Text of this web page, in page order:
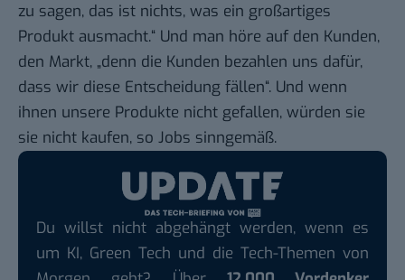
zu sagen, das ist nichts, was ein großartiges
Produkt ausmacht.“ Und man höre auf den Kunden,
den Markt, „denn die Kunden bezahlen uns dafür,
dass wir diese Entscheidung fällen“. Und wenn
ihnen unsere Produkte nicht gefallen, würden sie
sie nicht kaufen, so Jobs sinngemäß.
Du willst nicht abgehängt werden, wenn es
um KI, Green Tech und die Tech-Themen von